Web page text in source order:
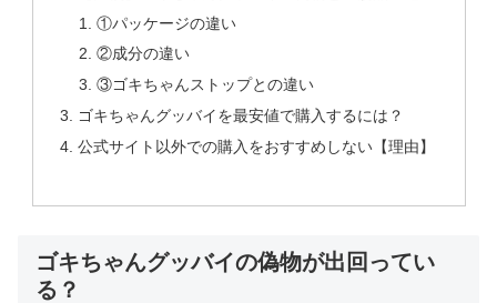
①パッケージの違い
②成分の違い
③ゴキちゃんストップとの違い
ゴキちゃんグッバイを最安値で購入するには？
公式サイト以外での購入をおすすめしない【理由】
ゴキちゃんグッバイの偽物が出回ってい
る？